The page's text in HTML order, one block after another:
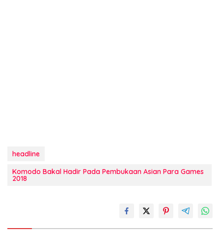
headline
Komodo Bakal Hadir Pada Pembukaan Asian Para Games
2018